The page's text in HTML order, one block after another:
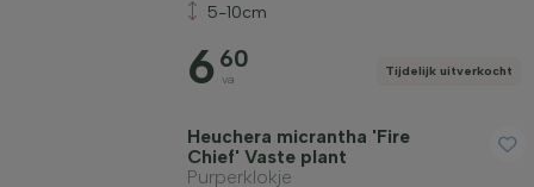
5-10cm
6 60
va
Tijdelijk uitverkocht
Heuchera micrantha 'Fire
Chief' Vaste plant
Purperklokje